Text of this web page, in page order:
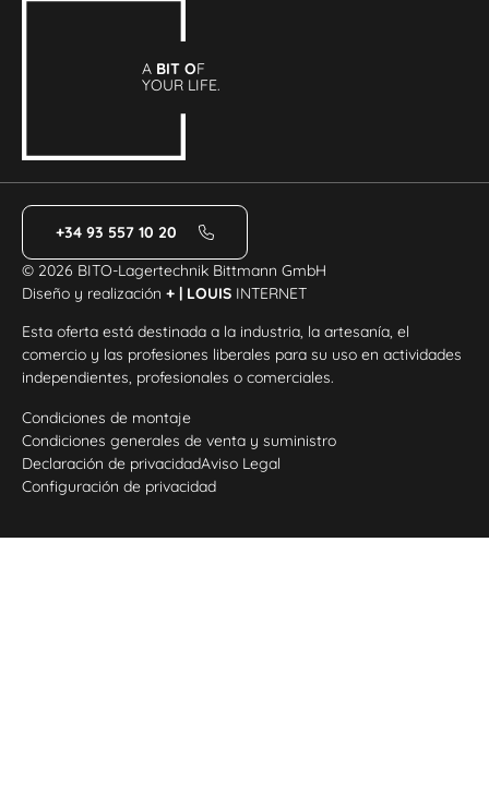
A BIT OF
YOUR LIFE.
+34 93 557 10 20
© 2026 BITO-Lagertechnik Bittmann GmbH
Diseño y realización+ | LOUIS INTERNET
Esta oferta está destinada a la industria, la artesanía, el
comercio y las profesiones liberales para su uso en actividades
independientes, profesionales o comerciales.
Condiciones de montaje
Condiciones generales de venta y suministro
Declaración de privacidadAviso Legal
Configuración de privacidad